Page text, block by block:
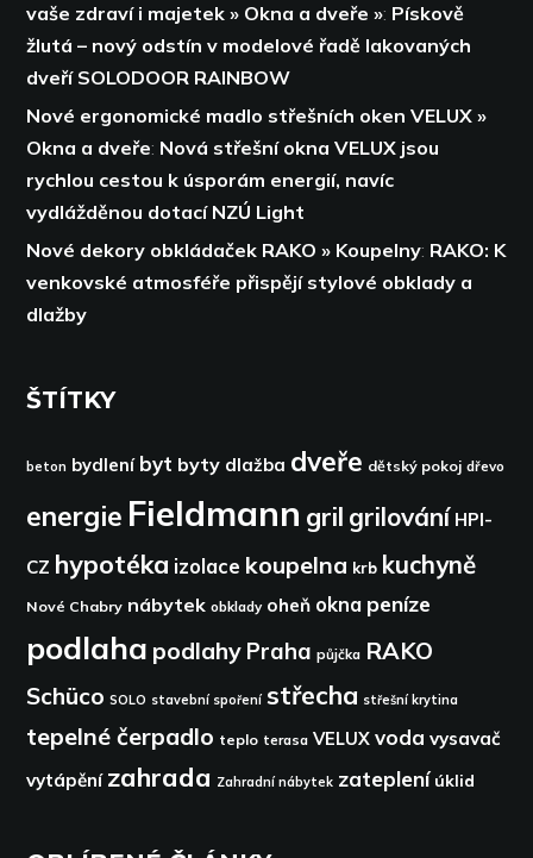
vaše zdraví i majetek » Okna a dveře »: Pískově
žlutá – nový odstín v modelové řadě lakovaných
dveří SOLODOOR RAINBOW
Nové ergonomické madlo střešních oken VELUX »
Okna a dveře: Nová střešní okna VELUX jsou
rychlou cestou k úsporám energií, navíc
vydlážděnou dotací NZÚ Light
Nové dekory obkládaček RAKO » Koupelny: RAKO: K
venkovské atmosféře přispějí stylové obklady a
dlažby
ŠTÍTKY
beton bydlení byt byty dlažba dveře dětský pokoj dřevo
energie Fieldmann gril grilování HPI-
CZ hypotéka izolace koupelna krb kuchyně
Nové Chabry nábytek obklady oheň okna peníze
podlaha podlahy Praha půjčka RAKO
Schüco SOLO stavební spoření střecha střešní krytina
tepelné čerpadlo teplo terasa VELUX voda vysavač
vytápění zahrada Zahradní nábytek zateplení úklid